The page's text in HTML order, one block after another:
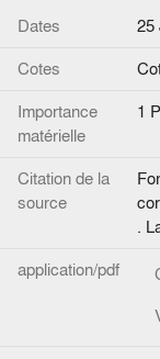
Dates
25
Cotes
Importance
matérielle
1
Citation de la
source
.
application/pdf